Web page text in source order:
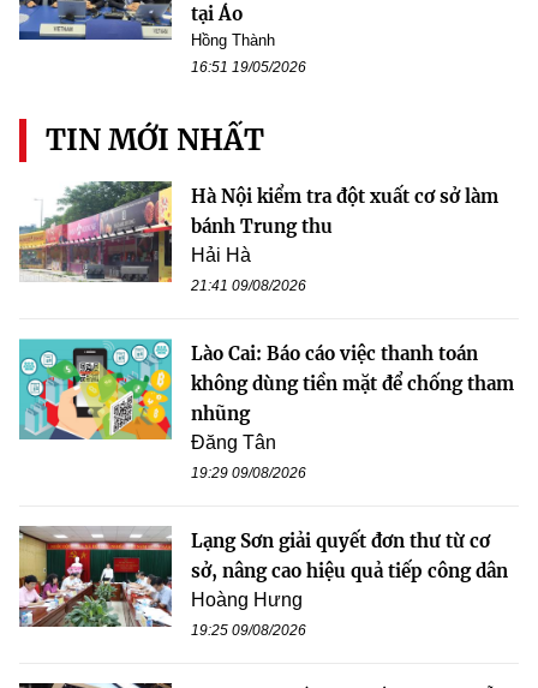
tại Áo
Hồng Thành
16:51 19/05/2026
TIN MỚI NHẤT
Hà Nội kiểm tra đột xuất cơ sở làm
bánh Trung thu
Hải Hà
21:41 09/08/2026
Lào Cai: Báo cáo việc thanh toán
không dùng tiền mặt để chống tham
nhũng
Đăng Tân
19:29 09/08/2026
Lạng Sơn giải quyết đơn thư từ cơ
sở, nâng cao hiệu quả tiếp công dân
Hoàng Hưng
19:25 09/08/2026